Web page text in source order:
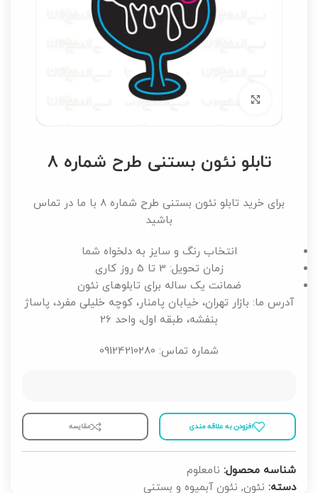
برای بزرگنمایی کلیک کنید
تابلو نئون بستنی طرح شماره 8
برای خرید تابلو نئون بستنی طرح شماره 8 با ما در تماس
باشید
انتخاب رنگ و سایز به دلخواه شما
زمان تحویل: 3 تا 5 روز کاری
ضمانت یک ساله برای تابلوهای نئون
آدرس ما: بازار تهران، خیابان پامنار، کوچه خلیلی مفرد، پاساژ
بنفشه، طبقه اول، واحد 26
شماره تماس: 09124210280
افزودن به علاقه مندی مقايسه
شناسه محصول: نامعلوم
دسته: نئون, نئون آبمیوه و بستنی